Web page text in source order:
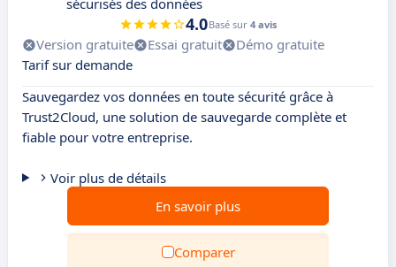
sécurisés des données
4.0Basé sur 4 avis
Version gratuite Essai gratuit
Démo gratuite
Tarif sur demande
Sauvegardez vos données en toute sécurité grâce à
Trust2Cloud, une solution de sauvegarde complète et
fiable pour votre entreprise.
Voir plus de détails
En savoir plus
Comparer